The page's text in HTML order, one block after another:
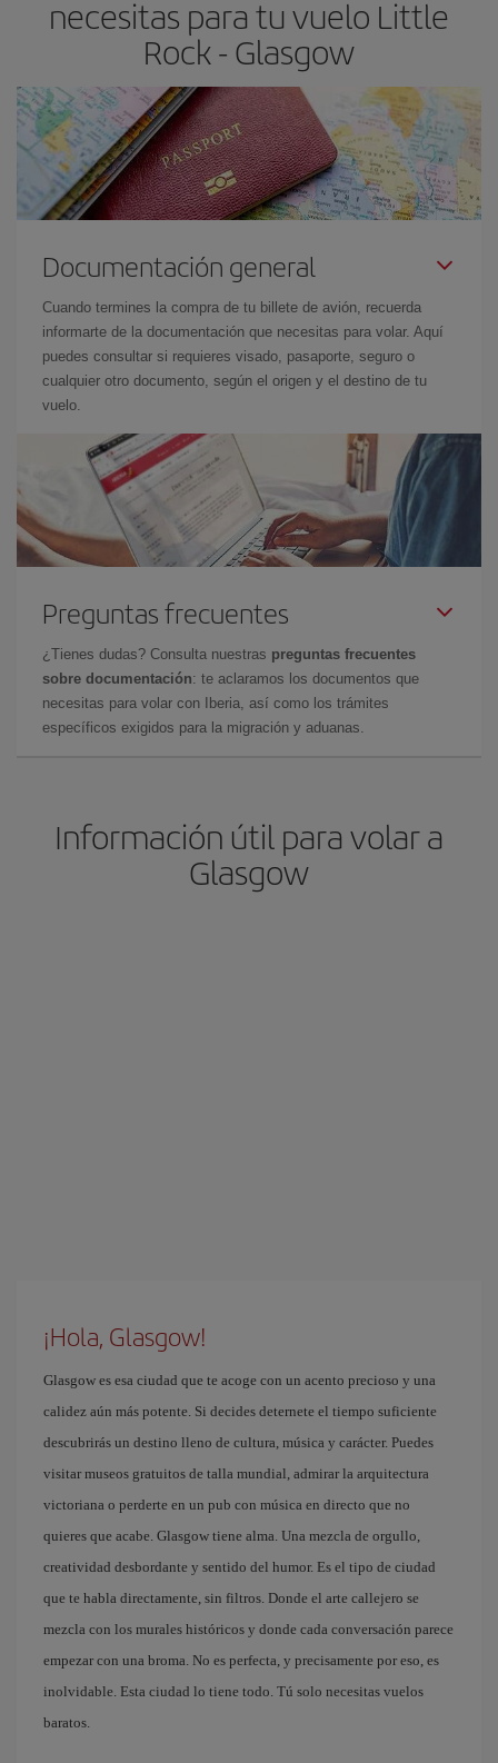
el precio más barato.
necesitas para tu vuelo Little
Rock - Glasgow
Documentación general
Cuando termines la compra de tu billete de avión, recuerda
informarte de la documentación que necesitas para volar. Aquí
puedes consultar si requieres visado, pasaporte, seguro o
cualquier otro documento, según el origen y el destino de tu
vuelo.
Preguntas frecuentes
¿Tienes dudas? Consulta nuestras preguntas frecuentes
sobre documentación: te aclaramos los documentos que
necesitas para volar con Iberia, así como los trámites
específicos exigidos para la migración y aduanas.
Información útil para volar a
Glasgow
¡Hola, Glasgow!
Glasgow es esa ciudad que te acoge con un acento precioso y una
calidez aún más potente. Si decides deternete el tiempo suficiente
descubrirás un destino lleno de cultura, música y carácter. Puedes
visitar museos gratuitos de talla mundial, admirar la arquitectura
victoriana o perderte en un pub con música en directo que no
quieres que acabe. Glasgow tiene alma. Una mezcla de orgullo,
creatividad desbordante y sentido del humor. Es el tipo de ciudad
que te habla directamente, sin filtros. Donde el arte callejero se
mezcla con los murales históricos y donde cada conversación parece
empezar con una broma. No es perfecta, y precisamente por eso, es
inolvidable. Esta ciudad lo tiene todo. Tú solo necesitas vuelos
baratos.